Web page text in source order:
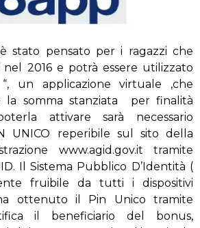
stato pensato per i ragazzi che
nel 2016 e potrà essere utilizzato
un applicazione virtuale ,che
la somma stanziata per finalità
attivare sarà necessario
UNICO reperibile sul sito della
www.agid.gov.it tramite
Il Sistema Pubblico D’Identità (
fruibile da tutti i dispositivi
ottenuto il Pin Unico tramite
il beneficiario del bonus,